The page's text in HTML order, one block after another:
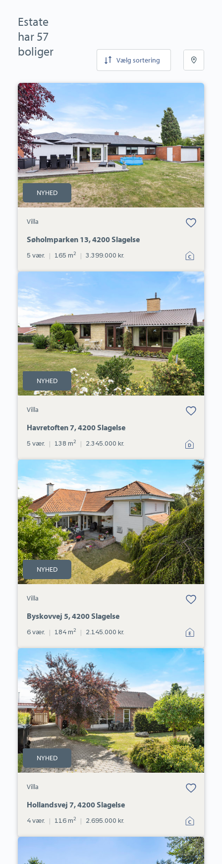
Estate
har 57
boliger
Vælg sortering
Villa:
Søholmparken
13,
4200
Slagelse
NYHED
Villa
Bolig er gemt
under dine
Søholmparken 13, 4200 Slagelse
5 vær. | 165 m2 | 3.399.000 kr.
Havretoften
7,
4200
NYHED
Villa
Bolig er gemt
under dine
Havretoften 7, 4200 Slagelse
5 vær. | 138 m2 | 2.345.000 kr.
Byskovvej
5,
4200
Slagelse
NYHED
Villa
Bolig er gemt
under dine
Byskovvej 5, 4200 Slagelse
6 vær. | 184 m2 | 2.145.000 kr.
Hollandsvej
7,
4200
Slagelse
NYHED
Villa
Bolig er gemt
under dine
Hollandsvej 7, 4200 Slagelse
4 vær. | 116 m2 | 2.695.000 kr.